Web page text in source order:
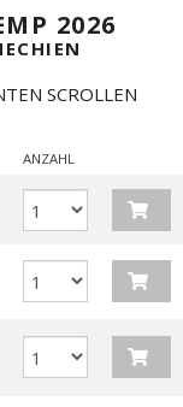
2026
SCROLLEN
ANZAHL